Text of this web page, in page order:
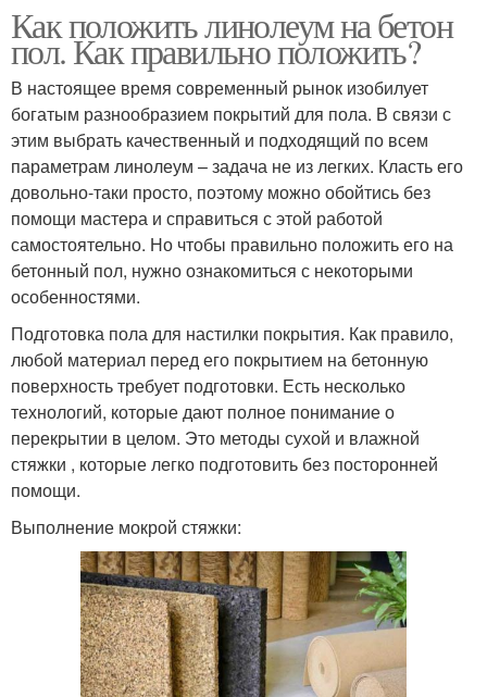
Как положить линолеум на бетон
пол. Как правильно положить?
В настоящее время современный рынок изобилует
богатым разнообразием покрытий для пола. В связи с
этим выбрать качественный и подходящий по всем
параметрам линолеум – задача не из легких. Класть его
довольно-таки просто, поэтому можно обойтись без
помощи мастера и справиться с этой работой
самостоятельно. Но чтобы правильно положить его на
бетонный пол, нужно ознакомиться с некоторыми
особенностями.
Подготовка пола для настилки покрытия. Как правило,
любой материал перед его покрытием на бетонную
поверхность требует подготовки. Есть несколько
технологий, которые дают полное понимание о
перекрытии в целом. Это методы сухой и влажной
стяжки , которые легко подготовить без посторонней
помощи.
Выполнение мокрой стяжки: